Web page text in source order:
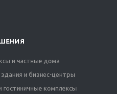
и частные дома
и бизнес-центры
комплексы